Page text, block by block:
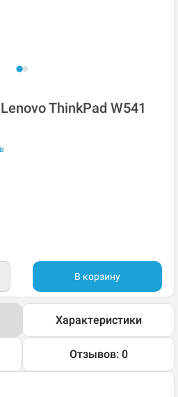
ThinkPad W541
В корзину
Характеристики
Отзывов: 0